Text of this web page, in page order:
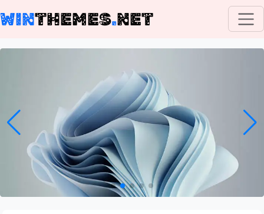
WINTHEMES.NET